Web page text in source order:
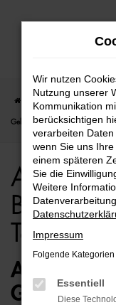
Zum
Startseite Bielefeld
Gebrauchtwagen Top Angebote
Audi A4
Top
AUDI A4
Wir nutzen
Nutzung unserer
Kommunikation
berücksichtigen
verarbeiten
wenn Sie uns
einem späteren
Sie die
Weitere
Impressum
Folgende
Essentiell
Diese